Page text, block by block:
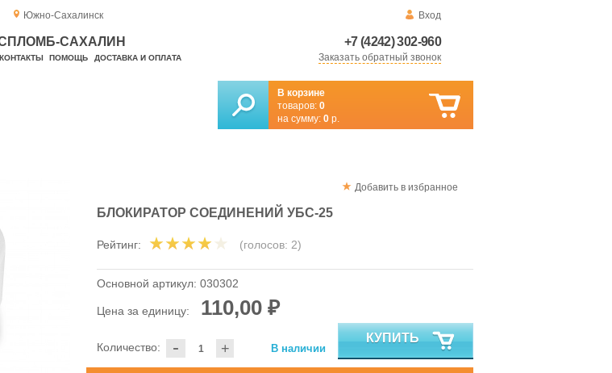
Южно-Сахалинск Вход
+7 (4242) 302-960
Заказать обратный звонок
САХАЛИН
КОНТАКТЫ ПОМОЩЬ ДОСТАВКА И ОПЛАТА
В корзине
товаров: 0
на сумму: 0 р.
Добавить в избранное
БЛОКИРАТОР СОЕДИНЕНИЙ УБС-25
Рейтинг: (голосов: 2)
Основной артикул: 030302
Цена за единицу: 110,00 ₽
- +
Количество: В наличии
КУПИТЬ